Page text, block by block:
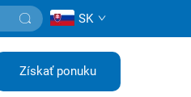
SK
Získať ponuku